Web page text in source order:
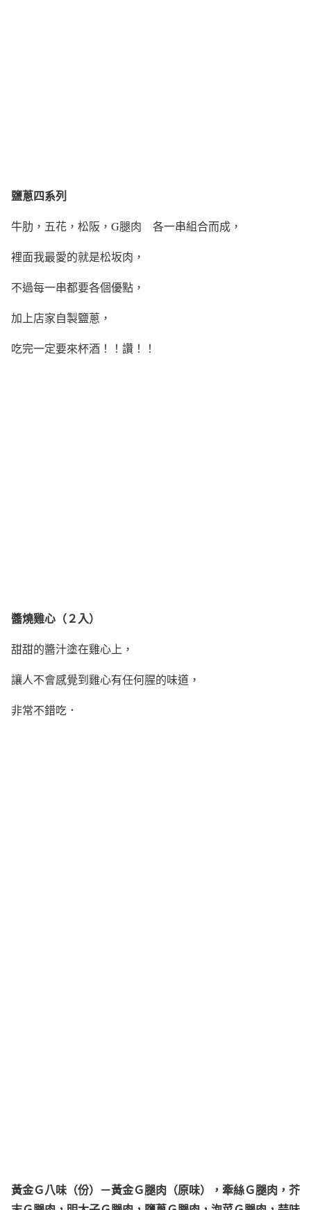
鹽蔥四系列
牛肋，五花，松阪，G腿肉 各一串組合而成，
裡面我最愛的就是松坂肉，
不過每一串都要各個優點，
加上店家自製鹽蔥，
吃完一定要來杯酒！！讚！！
醬燒雞心（２入）
甜甜的醬汁塗在雞心上，
讓人不會感覺到雞心有任何腥的味道，
非常不錯吃．
黃金Ｇ八味（份）－黃金Ｇ腿肉（原味），牽絲Ｇ腿肉，芥